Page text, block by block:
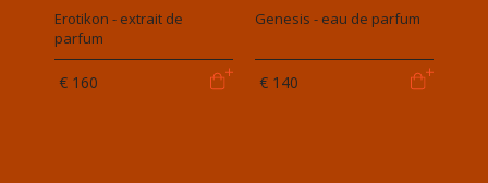
Erotikon - extrait de
parfum
€ 160
Genesis - eau de parfum
€ 140